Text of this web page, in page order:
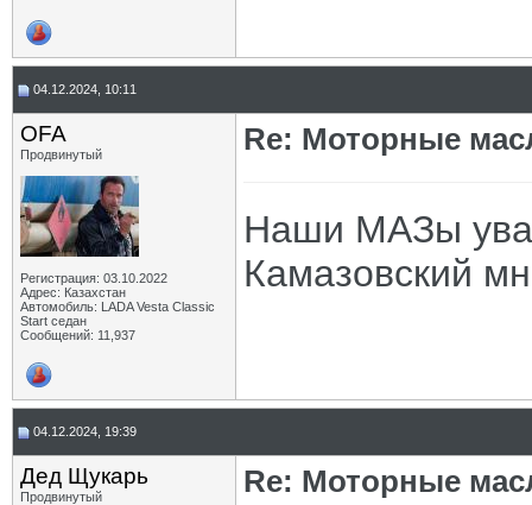
04.12.2024, 10:11
OFA
Продвинутый
Регистрация: 03.10.2022
Адрес: Казахстан
Автомобиль: LADA Vesta Classic
Start седан
Сообщений: 11,937
Re: Моторные
Наши МАЗы
Камазовский
04.12.2024, 19:39
Дед Щукарь
Продвинутый
Re: Моторные